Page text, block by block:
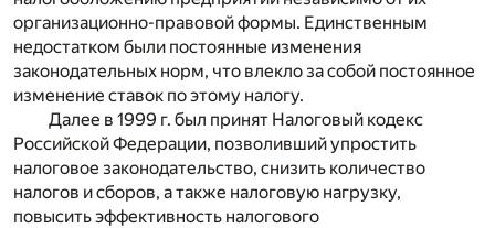
организационно-правовой формы. Единственным
недостатком были постоянные изменения
законодательных норм, что влекло за собой постоянное
изменение ставок по этому налогу.
Далее в 1999 г. был принят Налоговый кодекс
Российской Федерации, позволивший упростить
налоговое законодательство, снизить количество
налогов и сборов, а также налоговую нагрузку,
повысить эффективность налогового